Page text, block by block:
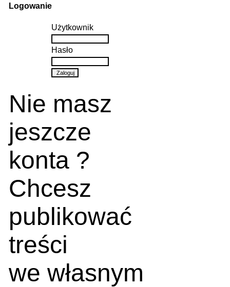
Logowanie
Użytkownik
Hasło
Nie masz
jeszcze
konta ?
Chcesz
publikować
treści
we własnym